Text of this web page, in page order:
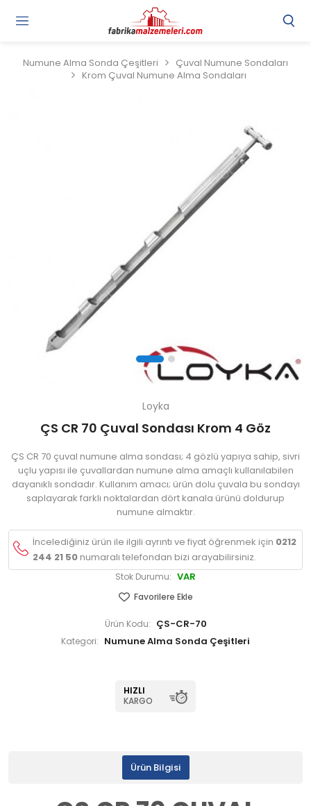
Numune Alma Sonda Çeşitleri
Çuval Numune Sondaları
Krom Çuval Numune Alma Sondaları
Loyka
ÇS CR 70 Çuval Sondası Krom 4 Göz
ÇS CR 70 çuval numune alma sondası; 4 gözlü yapıya sahip, sivri
uçlu yapısı ile çuvallardan numune alma amaçlı kullanılabilen
dayanıklı sondadır. Kullanım amacı; ürün dolu çuvala bu sondayı
saplayarak farklı noktalardan dört kanala ürünü doldurup
numune almaktır.
İncelediğiniz ürün ile ilgili ayrıntı ve fiyat öğrenmek için 0212
244 21 50numaralı telefondan bizi arayabilirsiniz.
Stok Durumu: VAR
Favorilere Ekle
Ürün Kodu: ÇS-CR-70
Kategori: Numune Alma Sonda Çeşitleri
HIZLI
KARGO
Ürün Bilgisi